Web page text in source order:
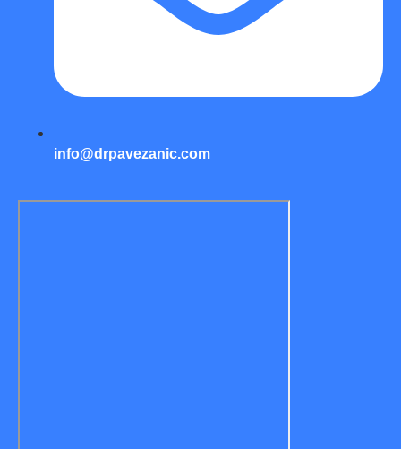
info@drpavezanic.com